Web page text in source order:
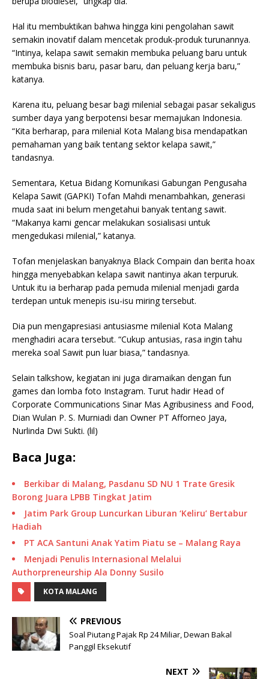
Hal itu membuktikan bahwa hingga kini pengolahan sawit
semakin inovatif dalam mencetak produk-produk turunannya.
“Intinya, kelapa sawit semakin membuka peluang baru untuk
membuka bisnis baru, pasar baru, dan peluang kerja baru,”
katanya.
Karena itu, peluang besar bagi milenial sebagai pasar sekaligus
sumber daya yang berpotensi besar memajukan Indonesia.
“Kita berharap, para milenial Kota Malang bisa mendapatkan
pemahaman yang baik tentang sektor kelapa sawit,”
tandasnya.
Sementara, Ketua Bidang Komunikasi Gabungan Pengusaha
Kelapa Sawit (GAPKI) Tofan Mahdi menambahkan, generasi
muda saat ini belum mengetahui banyak tentang sawit.
“Makanya kami gencar melakukan sosialisasi untuk
mengedukasi milenial,” katanya.
Tofan menjelaskan banyaknya Black Compain dan berita hoax
hingga menyebabkan kelapa sawit nantinya akan terpuruk.
Untuk itu ia berharap pada pemuda milenial menjadi garda
terdepan untuk menepis isu-isu miring tersebut.
Dia pun mengapresiasi antusiasme milenial Kota Malang
menghadiri acara tersebut. “Cukup antusias, rasa ingin tahu
mereka soal Sawit pun luar biasa,” tandasnya.
Selain talkshow, kegiatan ini juga diramaikan dengan fun
games dan lomba foto Instagram. Turut hadir Head of
Corporate Communications Sinar Mas Agribusiness and Food,
Dian Wulan P. S. Murniadi dan Owner PT Afforneo Jaya,
Nurlinda Dwi Sukti. (lil)
Baca Juga:
Berkibar di Malang, Pasdanu SD NU 1 Trate Gresik
Borong Juara LPBB Tingkat Jatim
Jatim Park Group Luncurkan Liburan ‘Keliru’ Bertabur
Hadiah
PT ACA Santuni Anak Yatim Piatu se – Malang Raya
Menjadi Penulis Internasional Melalui
Authorpreneurship Ala Donny Susilo
KOTA MALANG
PREVIOUS
Soal Piutang Pajak Rp 24 Miliar, Dewan Bakal
Panggil Eksekutif
NEXT